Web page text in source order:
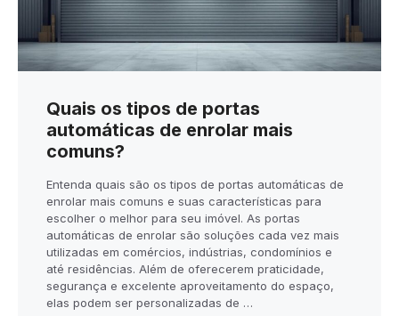
Quais os tipos de portas
automáticas de enrolar mais
comuns?
Entenda quais são os tipos de portas automáticas de
enrolar mais comuns e suas características para
escolher o melhor para seu imóvel. As portas
automáticas de enrolar são soluções cada vez mais
utilizadas em comércios, indústrias, condomínios e
até residências. Além de oferecerem praticidade,
segurança e excelente aproveitamento do espaço,
elas podem ser personalizadas de …